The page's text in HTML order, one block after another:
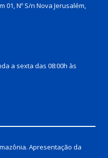
01, Nº S/n Nova Jerusalém,
a sexta das 08:00h às
Apresentação da